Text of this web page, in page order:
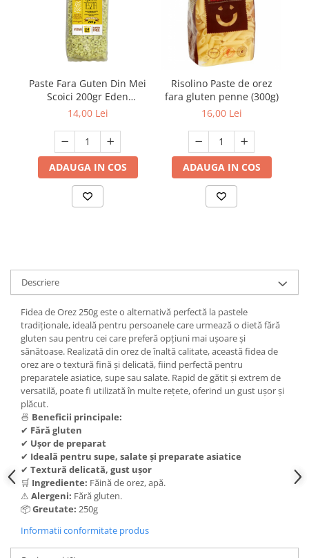
Paste Fara Guten Din Mei
Scoici 200gr Eden
Premium
14,00 Lei
ADAUGA IN COS
Risolino Paste de orez
fara gluten penne (300g)
16,00 Lei
ADAUGA IN COS
Descriere
Fidea de Orez 250g este o alternativă perfectă la pastele
tradiționale, ideală pentru persoanele care urmează o dietă fără
gluten sau pentru cei care preferă opțiuni mai ușoare și
sănătoase. Realizată din orez de înaltă calitate, această fidea de
orez are o textură fină și delicată, fiind perfectă pentru
preparatele asiatice, supe sau salate. Rapid de gătit și extrem de
versatilă, poate fi utilizată în multe rețete, oferind un gust ușor și
plăcut.
🍜 Beneficii principale:
✔ Fără gluten
✔ Ușor de preparat
✔ Ideală pentru supe, salate și preparate asiatice
✔ Textură delicată, gust ușor
🛒 Ingrediente: Făină de orez, apă.
⚠ Alergeni: Fără gluten.
📦Greutate: 250g
Informatii conformitate produs